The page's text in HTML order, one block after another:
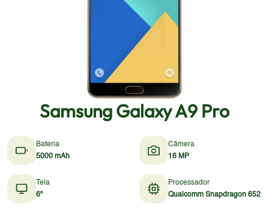
Samsung Galaxy A9 Pro
Bateria
5000 mAh
Câmera
16 MP
Tela
6"
Processador
Qualcomm Snapdragon 652